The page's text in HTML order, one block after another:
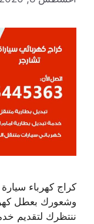
كراج كهرباء
وشعورك بعطل
ننتظرك لتقديم